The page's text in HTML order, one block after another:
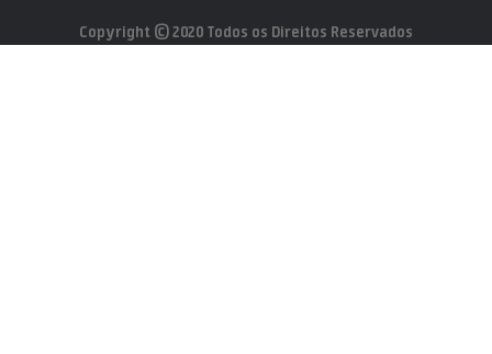
Copyright © 2020 Todos os Direitos Reservados